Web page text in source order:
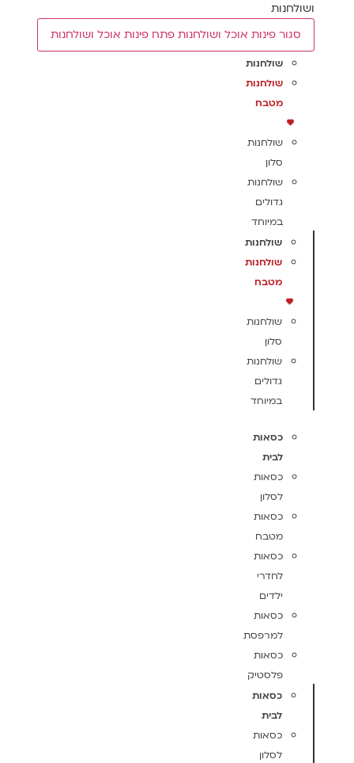
ושולחנות
סגור פינות אוכל ושולחנות פתח פינות אוכל ושולחנות
שולחנות
שולחנות
מטבח
שולחנות
סלון
שולחנות
גדולים
במיוחד
שולחנות
שולחנות
מטבח
שולחנות
סלון
שולחנות
גדולים
במיוחד
כסאות
לבית
כסאות
לסלון
כסאות
מטבח
כסאות
לחדרי
ילדים
כסאות
למרפסת
כסאות
פלסטיק
כסאות
לבית
כסאות
לסלון